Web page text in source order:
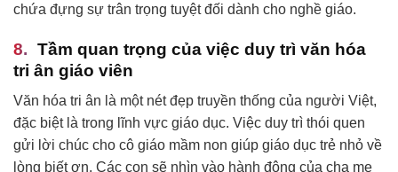
chứa đựng sự trân trọng tuyệt đối dành cho nghề giáo.
Tầm quan trọng của việc duy trì văn hóa
tri ân giáo viên
Văn hóa tri ân là một nét đẹp truyền thống của người Việt,
đặc biệt là trong lĩnh vực giáo dục. Việc duy trì thói quen
gửi lời chúc cho cô giáo mầm non giúp giáo dục trẻ nhỏ về
lòng biết ơn. Các con sẽ nhìn vào hành động của cha mẹ